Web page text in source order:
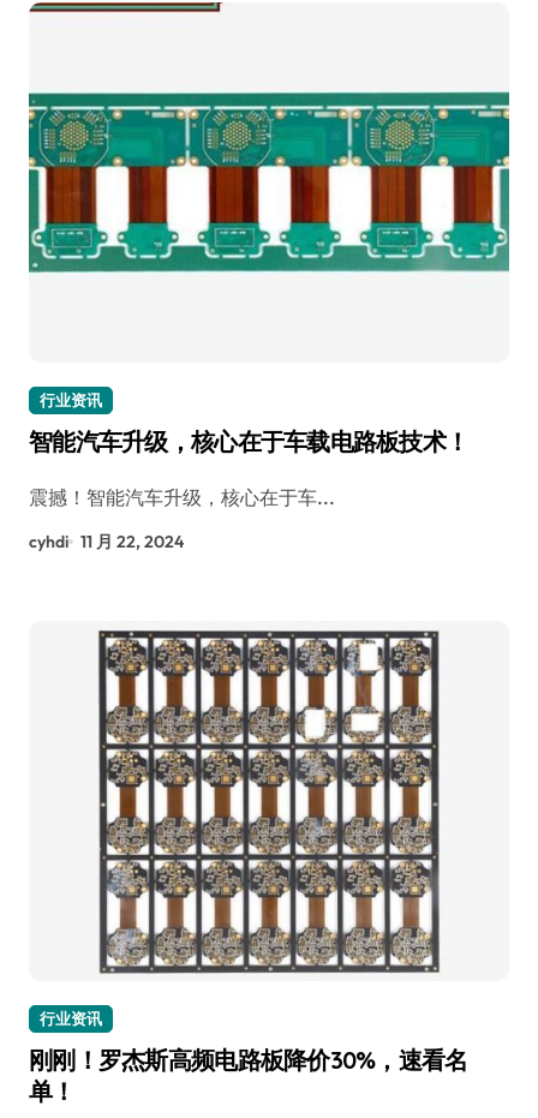
行业资讯
智能汽车升级，核心在于车载电路板技术！
震撼！智能汽车升级，核心在于车...
cyhdi 11 月 22, 2024
行业资讯
刚刚！罗杰斯高频电路板降价30%，速看名
单！